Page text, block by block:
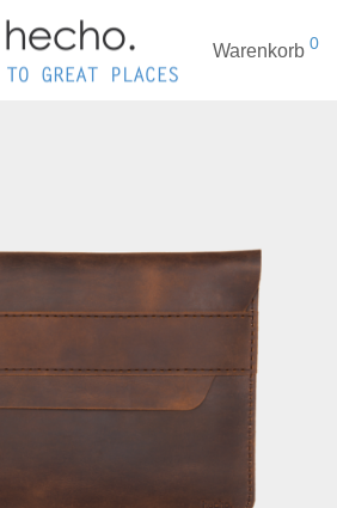
Warenkorb 0